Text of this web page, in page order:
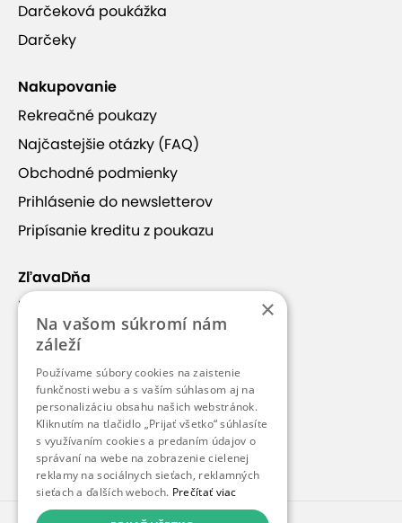
Ponuka je ukončená.
Ukončené - Strelecký balíček „TRY
IT“
Platnosť od 10.10.2025 do 31.7.2026
19,90 €
Ukončené - Strelecký balíček
„Columbo“
Platnosť od 10.10.2025 do 31.7.2026
35,00 €
Ukončené - Strelecký balíček
„Before 1989“
Platnosť od 10.10.2025 do 31.7.2026
Darčeková poukážka
Darčeky
Nakupovanie
Rekreačné poukazy
Najčastejšie otázky (FAQ)
Obchodné podmienky
Prihlásenie do newsletterov
Pripísanie kreditu z poukazu
ZľavaDňa
Náš príbeh
Kontakt
Kariéra
Blog
Pre médiá
Pre partnerov
×
Na vašom súkromí nám
záleží
Používame súbory cookies na zaistenie
funkčnosti webu a s vaším súhlasom aj na
personalizáciu obsahu našich webstránok.
Kliknutím na tlačidlo „Prijať všetko“ súhlasíte
s využívaním cookies a predaním údajov o
správaní na webe na zobrazenie cielenej
reklamy na sociálnych sieťach, reklamných
sieťach a ďalších weboch. Prečítať viac